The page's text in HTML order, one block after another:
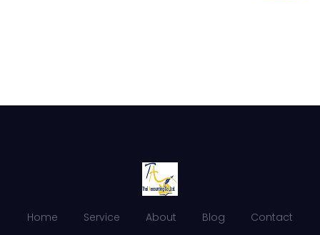
Home Service About Blog Contact